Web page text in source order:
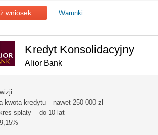
wniosek Warunki
Kredyt Konsolidacyjny
Alior Bank
kwota kredytu – nawet 250 000 zł
spłaty – do 10 lat